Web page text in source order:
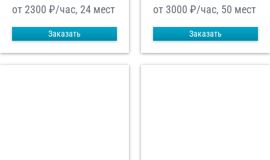
от 2300 ₽/час, 24 мест
Заказать
от 3000 ₽/час, 50 мест
Заказать